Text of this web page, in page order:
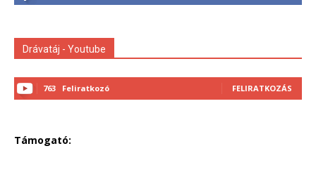
Drávatáj - Youtube
763 Feliratkozó FELIRATKOZÁS
Támogató: